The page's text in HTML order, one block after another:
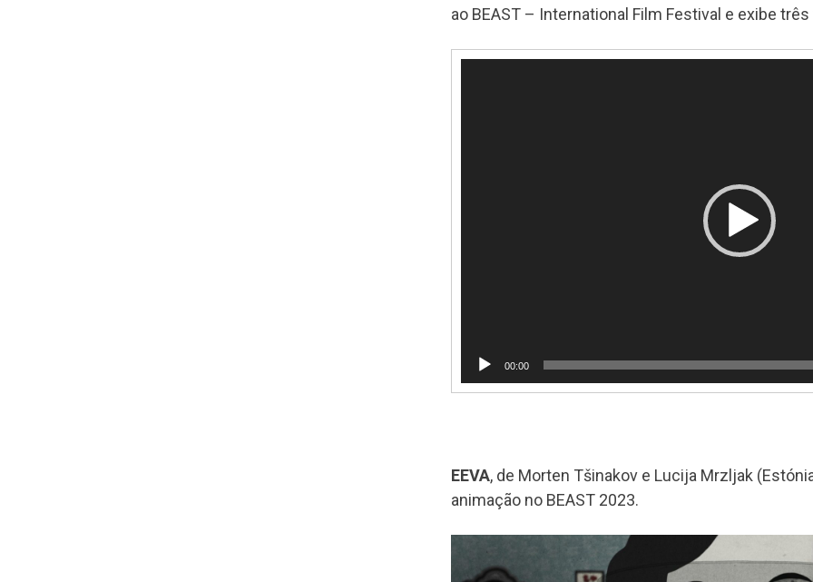
ao BEAST – International Film Festival e exibe
00:00
EEVA, de Morten Tšinakov e Lucija Mrzljak
animação no BEAST 2023.